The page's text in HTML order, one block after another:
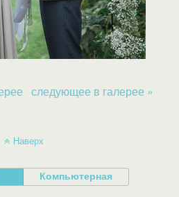
следующее в галерее »
Наверх
Компьютерная